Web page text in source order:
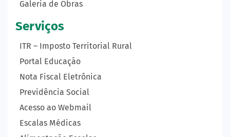
Galeria de Obras
Serviços
ITR – Imposto Territorial Rural
Portal Educação
Nota Fiscal Eletrônica
Previdência Social
Acesso ao Webmail
Escalas Médicas